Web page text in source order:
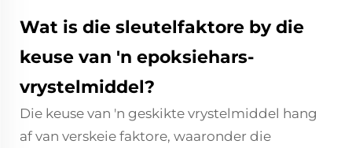
Wat is die sleutelfaktore by die
keuse van 'n epoksiehars-
vrystelmiddel?
Die keuse van 'n geskikte vrystelmiddel hang
af van verskeie faktore, waaronder die